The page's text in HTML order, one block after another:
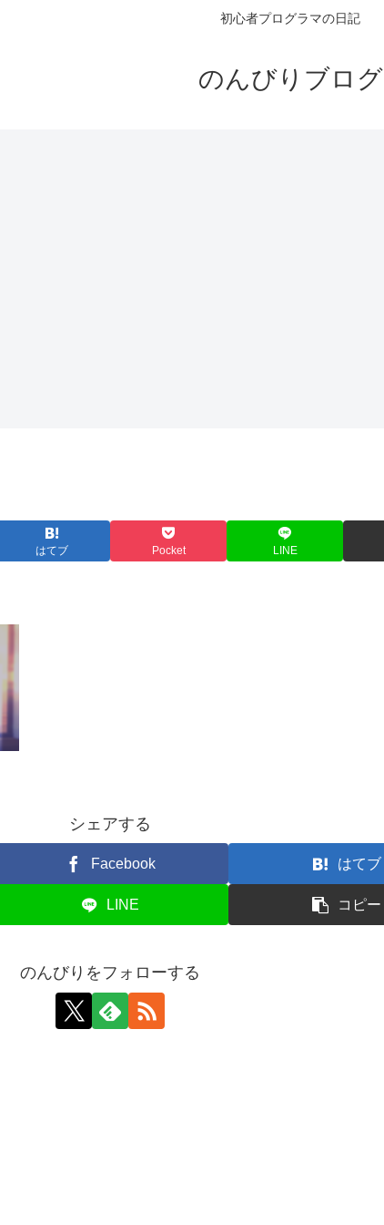
初心者プログラマの日記
のんびりブログ
はてブ Pocket LINE
シェアする
Facebook はてブ
LINE コピー
のんびりをフォローする